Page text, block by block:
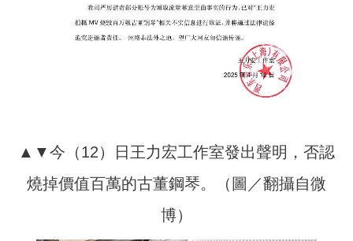
▲▼今（12）日王力宏工作室發出聲明，否認
燒掉價值百萬的古董鋼琴。（圖／翻攝自微
博）